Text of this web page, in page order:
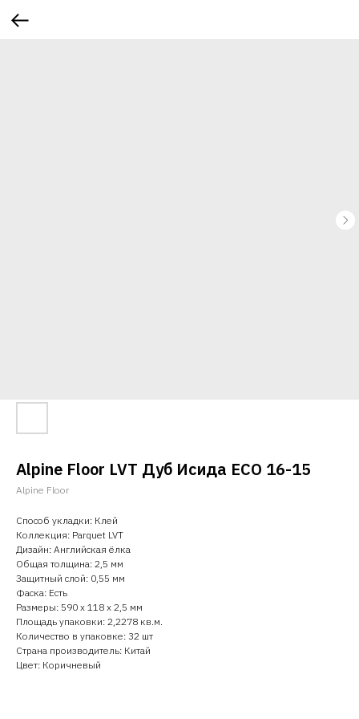
Alpine Floor LVT Дуб Исида ECO 16-15
Alpine Floor
Способ укладки: Клей
Коллекция: Parquet LVT
Дизайн: Английская ёлка
Общая толщина: 2,5 мм
Защитный слой: 0,55 мм
Фаска: Есть
Размеры: 590 х 118 х 2,5 мм
Площадь упаковки: 2,2278 кв.м.
Количество в упаковке: 32 шт
Страна производитель: Китай
Цвет: Коричневый